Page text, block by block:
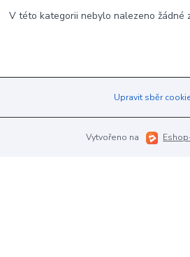
V této kategorii nebylo nalezeno žádné
Upravit sběr
Vytvořeno na